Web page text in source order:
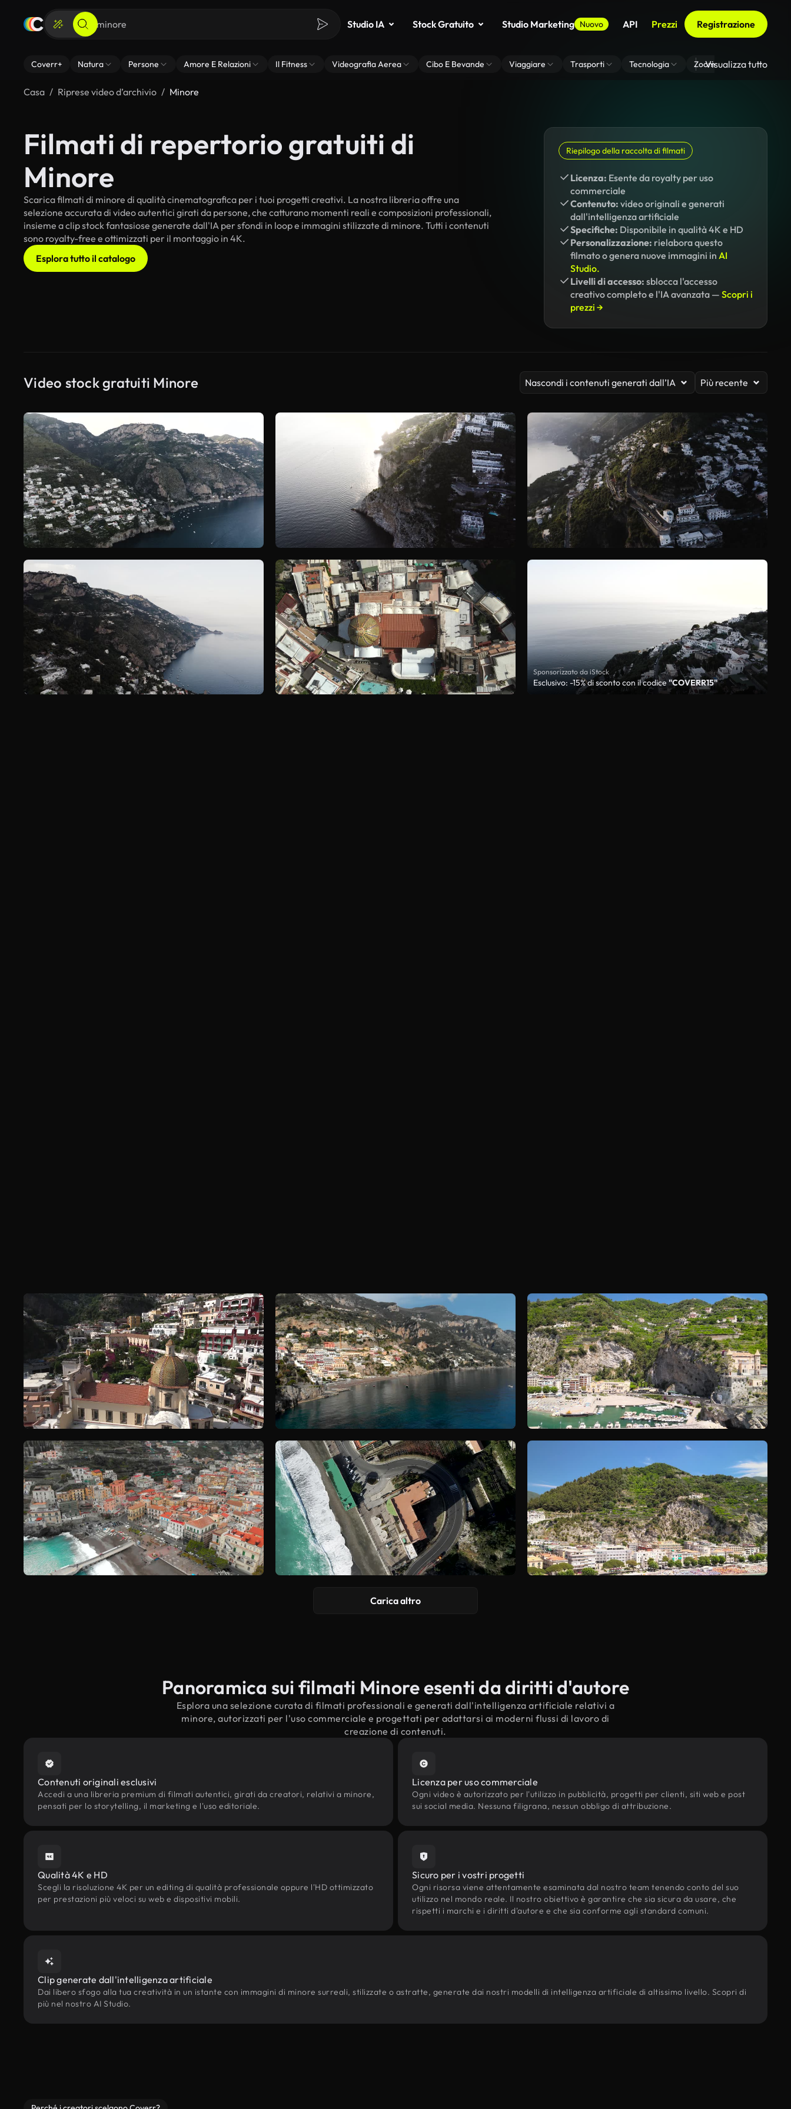
Studio IA Stock Gratuito Studio Marketing Nuovo API Prezzi Registrazione
Coverr+ Natura Persone Amore E Relazioni Il Fitness Videografia Aerea Cibo E Bevande Viaggiare Trasporti Tecnologia Zoom Di Sfondo Virtuale
Visualizza tutto
Casa Riprese video d’archivio Minore
Filmati di repertorio gratuiti di
Minore
Scarica filmati di minore di qualità cinematografica per i tuoi progetti creativi. La nostra libreria offre una
selezione accurata di video autentici girati da persone, che catturano momenti reali e composizioni professionali,
insieme a clip stock fantasiose generate dall'IA per sfondi in loop e immagini stilizzate di minore. Tutti i contenuti
sono royalty-free e ottimizzati per il montaggio in 4K.
Esplora tutto il catalogo
Riepilogo della raccolta di filmati
Licenza: Esente da royalty per uso
commerciale
Contenuto: video originali e generati
dall'intelligenza artificiale
Specifiche: Disponibile in qualità 4K e HD
Personalizzazione: rielabora questo
filmato o genera nuove immagini in AI
Studio.
Livelli di accesso: sblocca l'accesso
creativo completo e l'IA avanzata — Scopri i
prezzi →
Video stock gratuiti Minore Nascondi i contenuti generati dall’IA Più recente
Sponsorizzato da iStock
Esclusivo: -15% di sconto con il codice "COVERR15"
Carica altro
Panoramica sui filmati Minore esenti da diritti d'autore
Esplora una selezione curata di filmati professionali e generati dall'intelligenza artificiale relativi a
minore, autorizzati per l'uso commerciale e progettati per adattarsi ai moderni flussi di lavoro di
creazione di contenuti.
Contenuti originali esclusivi
Accedi a una libreria premium di filmati autentici, girati da creatori, relativi a minore,
pensati per lo storytelling, il marketing e l'uso editoriale.
Licenza per uso commerciale
Ogni video è autorizzato per l'utilizzo in pubblicità, progetti per clienti, siti web e post
sui social media. Nessuna filigrana, nessun obbligo di attribuzione.
Qualità 4K e HD
Scegli la risoluzione 4K per un editing di qualità professionale oppure l'HD ottimizzato
per prestazioni più veloci su web e dispositivi mobili.
Sicuro per i vostri progetti
Ogni risorsa viene attentamente esaminata dal nostro team tenendo conto del suo
utilizzo nel mondo reale. Il nostro obiettivo è garantire che sia sicura da usare, che
rispetti i marchi e i diritti d'autore e che sia conforme agli standard comuni.
Clip generate dall'intelligenza artificiale
Dai libero sfogo alla tua creatività in un istante con immagini di minore surreali, stilizzate o astratte, generate dai nostri modelli di intelligenza artificiale di altissimo livello. Scopri di
più nel nostro AI Studio.